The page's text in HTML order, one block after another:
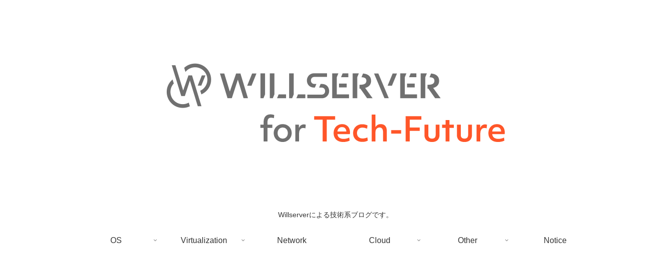
Willserverによる技術系ブログです。
OS Virtualization Network Cloud Other Notice